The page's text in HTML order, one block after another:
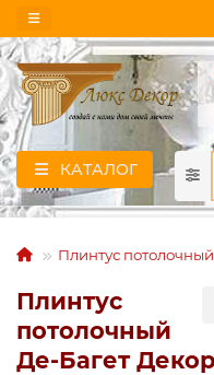
КАТАЛОГ
Плинтус
Плинтус
потолочный
Де-Багет